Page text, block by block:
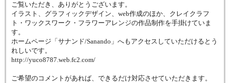
ご覧いただき、ありがとうございます。
イラスト、グラフィックデザイン、web作成のほか、クレイクラフ
ト・ワックスワーク・フラワーアレンジの作品制作を手掛けていま
す。
ホームページ「サナンド/Sanando」へもアクセスしていただけるとう
れしいです。
http://yuco8787.web.fc2.com/
ご希望のコメントがあれば、できるだけ対応させていただきます。